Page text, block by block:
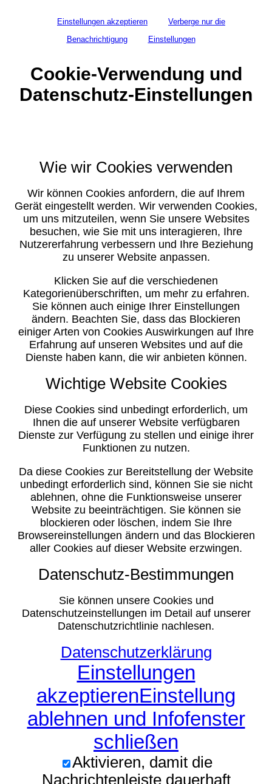
Einstellungen akzeptieren
Verberge nur die
Benachrichtigung
Einstellungen
Cookie-Verwendung und
Datenschutz-Einstellungen
Wie wir Cookies verwenden
Wir können Cookies anfordern, die auf Ihrem
Gerät eingestellt werden. Wir verwenden Cookies,
um uns mitzuteilen, wenn Sie unsere Websites
besuchen, wie Sie mit uns interagieren, Ihre
Nutzererfahrung verbessern und Ihre Beziehung
zu unserer Website anpassen.
Klicken Sie auf die verschiedenen
Kategorienüberschriften, um mehr zu erfahren.
Sie können auch einige Ihrer Einstellungen
ändern. Beachten Sie, dass das Blockieren
einiger Arten von Cookies Auswirkungen auf Ihre
Erfahrung auf unseren Websites und auf die
Dienste haben kann, die wir anbieten können.
Wichtige Website Cookies
Diese Cookies sind unbedingt erforderlich, um
Ihnen die auf unserer Website verfügbaren
Dienste zur Verfügung zu stellen und einige ihrer
Funktionen zu nutzen.
Da diese Cookies zur Bereitstellung der Website
unbedingt erforderlich sind, können Sie sie nicht
ablehnen, ohne die Funktionsweise unserer
Website zu beeinträchtigen. Sie können sie
blockieren oder löschen, indem Sie Ihre
Browsereinstellungen ändern und das Blockieren
aller Cookies auf dieser Website erzwingen.
Datenschutz-Bestimmungen
Sie können unsere Cookies und
Datenschutzeinstellungen im Detail auf unserer
Datenschutzrichtlinie nachlesen.
Datenschutzerklärung
Einstellungen
akzeptierenEinstellung
ablehnen und Infofenster
schließen
Aktivieren, damit die
Nachrichtenleiste dauerhaft